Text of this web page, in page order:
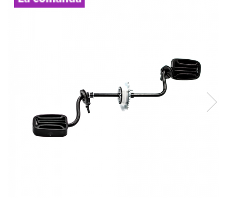
Vehicule electrice adulti
Jucarii RC cu telecomanda